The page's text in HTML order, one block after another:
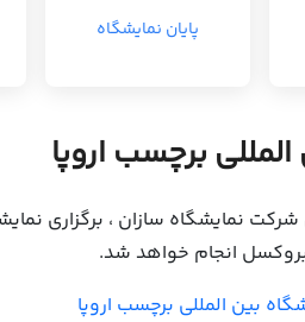
پایان نمایشگاه
برچسب اروپا
بروکسل انجام خواهد شد.
بین المللی برچسب اروپا